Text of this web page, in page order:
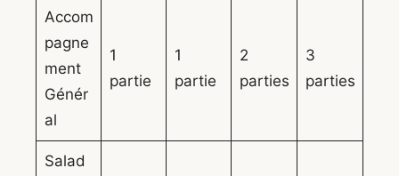
Accom
pagne
ment
Génér
al
1
partie
1
partie
2
parties
3
parties
Salad